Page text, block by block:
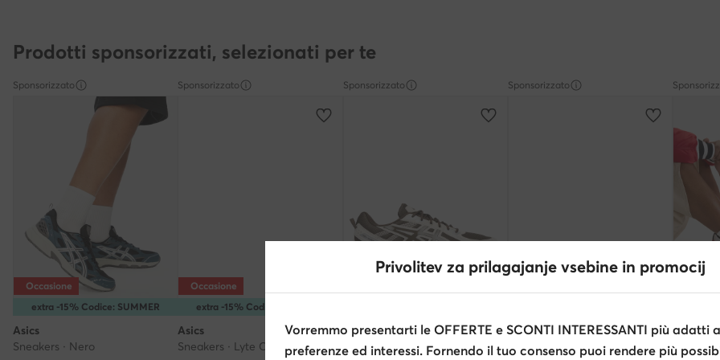
Prodotti sponsorizzati, selezionati per te
Sponsorizzato
extra -15% Codice: SUMMER
Occasione
Asics
Sneakers · Nero
Sponsorizzato
extra -15% Codice: SUMMER
Occasione
Asics
Sneakers · Lyte Classic · Verde
Sponsorizzato
Asics
Sneakers · Gel-Venture 7 · Beige
Sponsorizzato
DC Shoes
Sneakers · Nero
extra
DC
Sneakers
Privolitev za prilagajanje vsebine in promocij
Vorremmo presentarti le OFFERTE e SCONTI INTERESSANTI più adatti
preferenze ed interessi. Fornendo il tuo consenso puoi rendere più